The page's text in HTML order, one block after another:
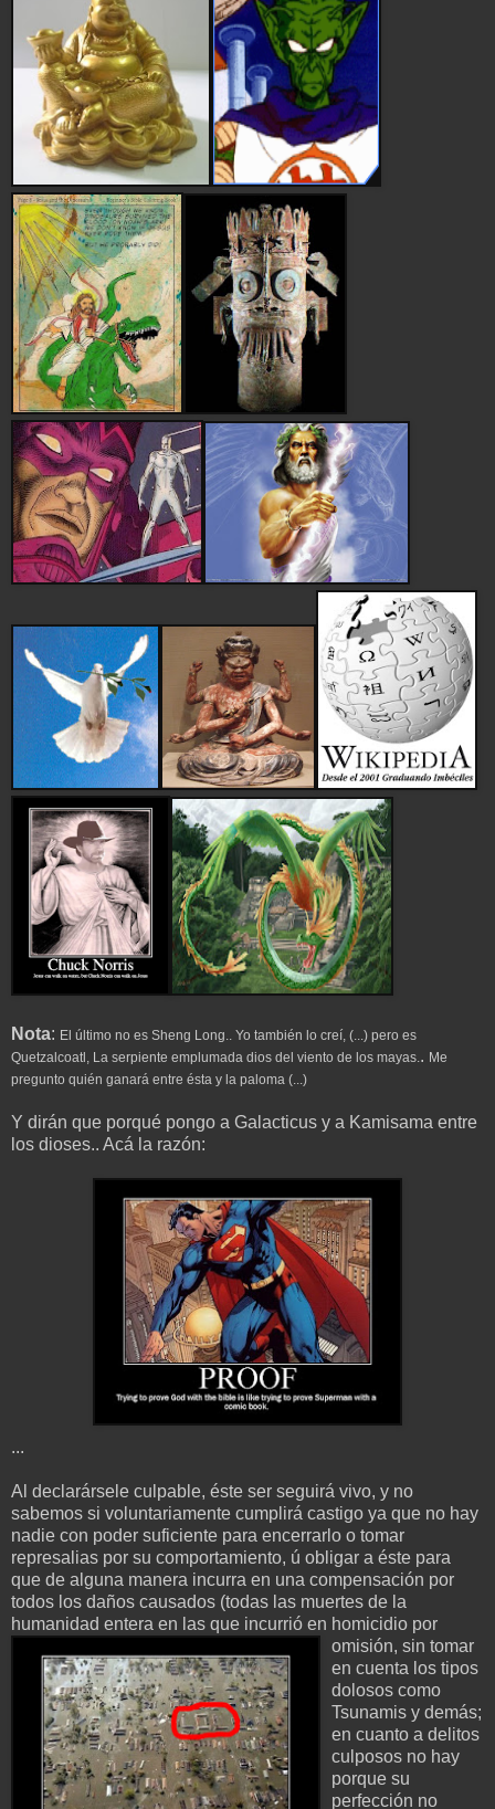
Nota: El último no es Sheng Long.. Yo también lo creí, (...) pero es
Quetzalcoatl, La serpiente emplumada dios del viento de los mayas. . Me
pregunto quién ganará entre ésta y la paloma (...)
Y dirán que porqué pongo a Galacticus y a Kamisama entre
los dioses.. Acá la razón:
...
Al declarársele culpable, éste ser seguirá vivo, y no
sabemos si voluntariamente cumplirá castigo ya que no hay
nadie con poder suficiente para encerrarlo o tomar
represalias por su comportamiento, ú obligar a éste para
que de alguna manera incurra en una compensación por
todos los daños causados (todas las muertes de la
humanidad entera en las que incurrió en homicidio por
omisión, sin tomar
en cuenta los tipos
dolosos como
Tsunamis y demás;
en cuanto a delitos
culposos no hay
porque su
perfección no